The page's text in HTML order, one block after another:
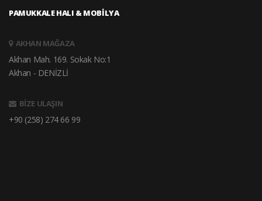
PAMUKKALE HALI & MOBİLYA
AKHAN MAĞAZA
Akhan Mah. 169. Sokak No:1
Akhan - DENİZLİ
BİZE ULAŞIN
+90 (258) 274 66 99